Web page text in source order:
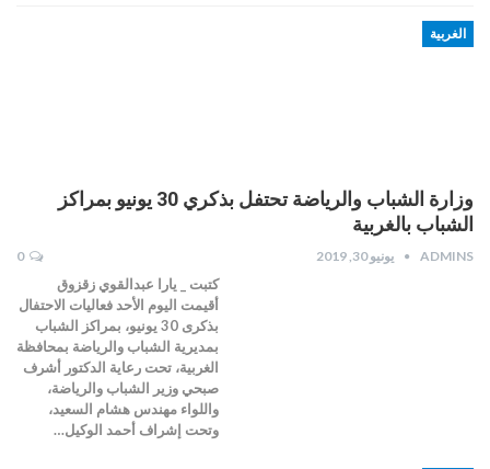
الغربية
وزارة الشباب والرياضة تحتفل بذكري 30 يونيو بمراكز
الشباب بالغربية
ADMINS يونيو 30, 2019 0
كتبت _ يارا عبدالقوي زقزوق
أقيمت اليوم الأحد فعاليات الاحتفال
بذكرى 30 يونيو، بمراكز الشباب
بمديرية الشباب والرياضة بمحافظة
الغربية، تحت رعاية الدكتور أشرف
صبحي وزير الشباب والرياضة،
واللواء مهندس هشام السعيد،
وتحت إشراف أحمد الوكيل…